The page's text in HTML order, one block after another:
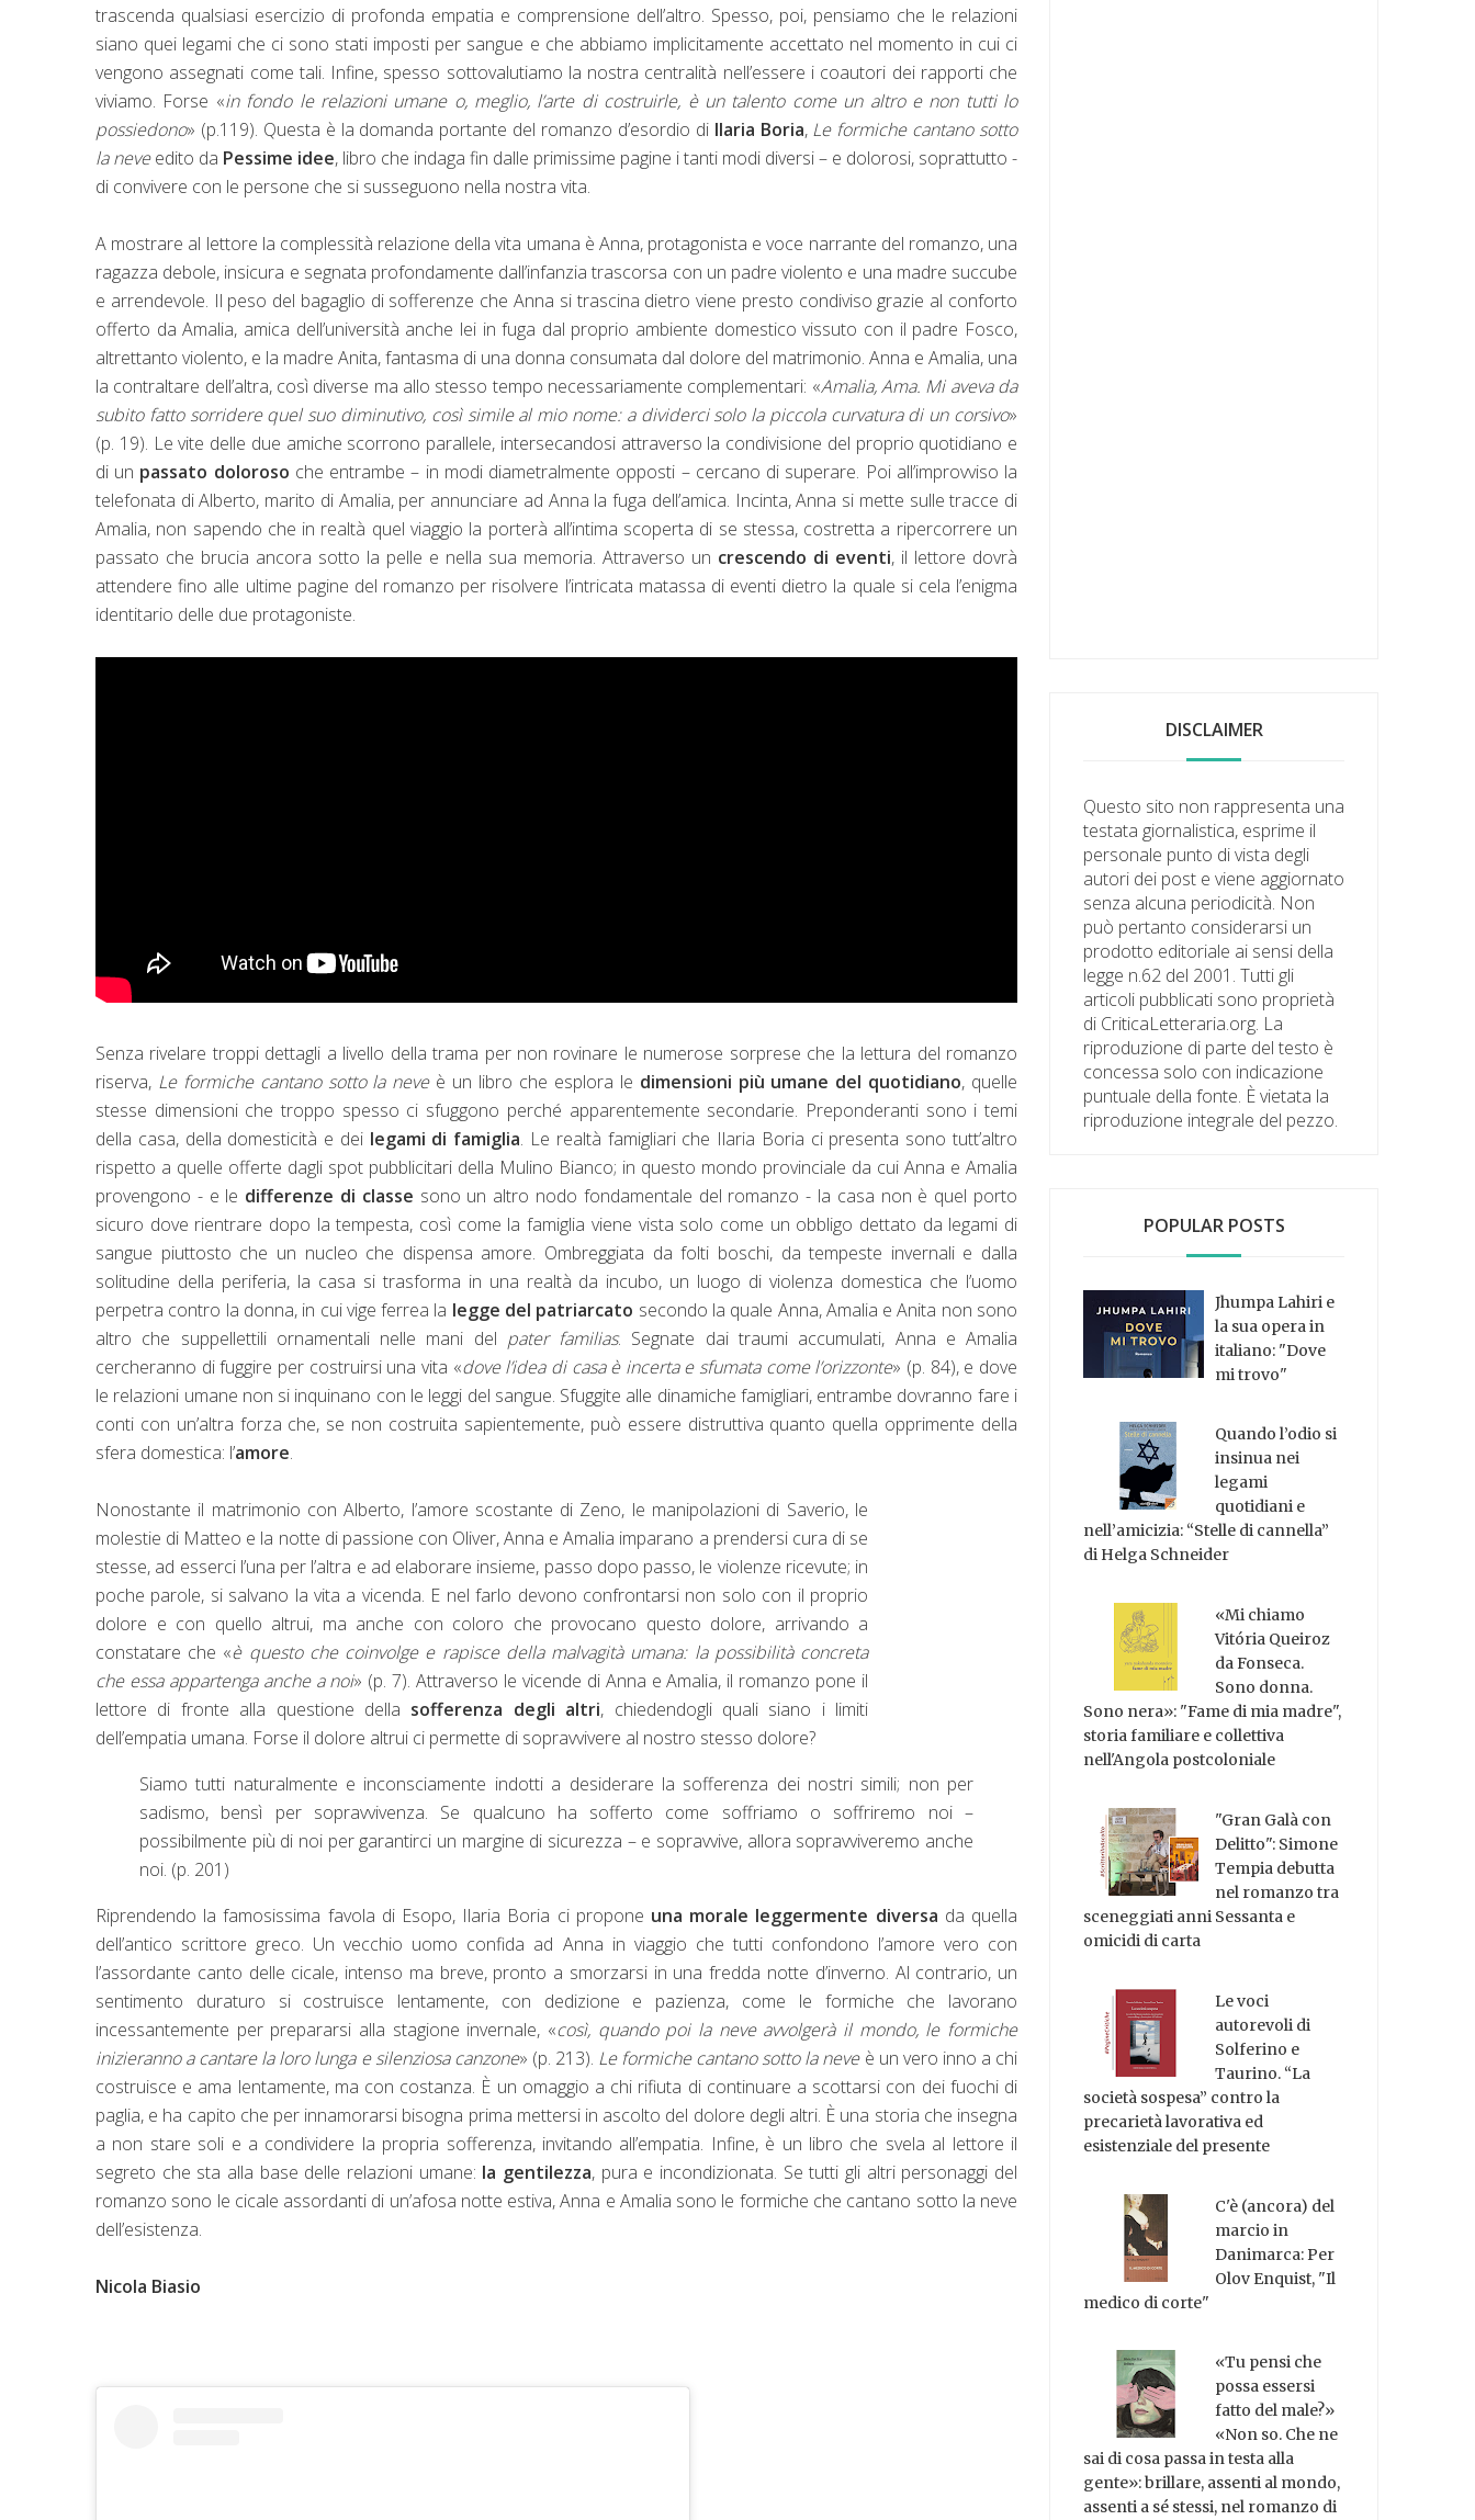
trascenda qualsiasi esercizio di profonda empatia e comprensione dell’altro. Spesso, poi, pensiamo che le relazioni
siano quei legami che ci sono stati imposti per sangue e che abbiamo implicitamente accettato nel momento in cui ci
vengono assegnati come tali. Infine, spesso sottovalutiamo la nostra centralità nell’essere i coautori dei rapporti che
viviamo. Forse «in fondo le relazioni umane o, meglio, l’arte di costruirle, è un talento come un altro e non tutti lo
possiedono» (p.119). Questa è la domanda portante del romanzo d’esordio di Ilaria Boria, Le formiche cantano sotto
la neveedito da Pessime idee, libro che indaga fin dalle primissime pagine i tanti modi diversi – e dolorosi, soprattutto -
di convivere con le persone che si susseguono nella nostra vita.
A mostrare al lettore la complessità relazione della vita umana è Anna, protagonista e voce narrante del romanzo, una
ragazza debole, insicura e segnata profondamente dall’infanzia trascorsa con un padre violento e una madre succube
e arrendevole. Il peso del bagaglio di sofferenze che Anna si trascina dietro viene presto condiviso grazie al conforto
offerto da Amalia, amica dell’università anche lei in fuga dal proprio ambiente domestico vissuto con il padre Fosco,
altrettanto violento, e la madre Anita, fantasma di una donna consumata dal dolore del matrimonio. Anna e Amalia, una
la contraltare dell’altra, così diverse ma allo stesso tempo necessariamente complementari: «Amalia, Ama. Mi aveva da
subito fatto sorridere quel suo diminutivo, così simile al mio nome: a dividerci solo la piccola curvatura di un corsivo»
(p. 19). Le vite delle due amiche scorrono parallele, intersecandosi attraverso la condivisione del proprio quotidiano e
di un passato doloroso che entrambe – in modi diametralmente opposti – cercano di superare. Poi all’improvviso la
telefonata di Alberto, marito di Amalia, per annunciare ad Anna la fuga dell’amica. Incinta, Anna si mette sulle tracce di
Amalia, non sapendo che in realtà quel viaggio la porterà all’intima scoperta di se stessa, costretta a ripercorrere un
passato che brucia ancora sotto la pelle e nella sua memoria. Attraverso un crescendo di eventi, il lettore dovrà
attendere fino alle ultime pagine del romanzo per risolvere l’intricata matassa di eventi dietro la quale si cela l’enigma
identitario delle due protagoniste.
Senza rivelare troppi dettagli a livello della trama per non rovinare le numerose sorprese che la lettura del romanzo
riserva, Le formiche cantano sotto la neveè un libro che esplora le dimensioni più umane del quotidiano, quelle
stesse dimensioni che troppo spesso ci sfuggono perché apparentemente secondarie. Preponderanti sono i temi
della casa, della domesticità e dei legami di famiglia. Le realtà famigliari che Ilaria Boria ci presenta sono tutt’altro
rispetto a quelle offerte dagli spot pubblicitari della Mulino Bianco; in questo mondo provinciale da cui Anna e Amalia
provengono - e le differenze di classe sono un altro nodo fondamentale del romanzo - la casa non è quel porto
sicuro dove rientrare dopo la tempesta, così come la famiglia viene vista solo come un obbligo dettato da legami di
sangue piuttosto che un nucleo che dispensa amore. Ombreggiata da folti boschi, da tempeste invernali e dalla
solitudine della periferia, la casa si trasforma in una realtà da incubo, un luogo di violenza domestica che l’uomo
perpetra contro la donna, in cui vige ferrea la legge del patriarcato secondo la quale Anna, Amalia e Anita non sono
altro che suppellettili ornamentali nelle mani del pater familias. Segnate dai traumi accumulati, Anna e Amalia
cercheranno di fuggire per costruirsi una vita «dove l’idea di casa è incerta e sfumata come l’orizzonte» (p. 84), e dove
le relazioni umane non si inquinano con le leggi del sangue. Sfuggite alle dinamiche famigliari, entrambe dovranno fare i
conti con un’altra forza che, se non costruita sapientemente, può essere distruttiva quanto quella opprimente della
sfera domestica: l’amore.
Nonostante il matrimonio con Alberto, l’amore scostante di Zeno, le manipolazioni di Saverio, le
molestie di Matteo e la notte di passione con Oliver, Anna e Amalia imparano a prendersi cura di se
stesse, ad esserci l’una per l’altra e ad elaborare insieme, passo dopo passo, le violenze ricevute; in
poche parole, si salvano la vita a vicenda. E nel farlo devono confrontarsi non solo con il proprio
dolore e con quello altrui, ma anche con coloro che provocano questo dolore, arrivando a
constatare che «è questo che coinvolge e rapisce della malvagità umana: la possibilità concreta
che essa appartenga anche a noi» (p. 7). Attraverso le vicende di Anna e Amalia, il romanzo pone il
lettore di fronte alla questione della sofferenza degli altri, chiedendogli quali siano i limiti
dell’empatia umana. Forse il dolore altrui ci permette di sopravvivere al nostro stesso dolore?
Siamo tutti naturalmente e inconsciamente indotti a desiderare la sofferenza dei nostri simili; non per
sadismo, bensì per sopravvivenza. Se qualcuno ha sofferto come soffriamo o soffriremo noi –
possibilmente più di noi per garantirci un margine di sicurezza – e sopravvive, allora sopravviveremo anche
noi. (p. 201)
Riprendendo la famosissima favola di Esopo, Ilaria Boria ci propone una morale leggermente diversa da quella
dell’antico scrittore greco. Un vecchio uomo confida ad Anna in viaggio che tutti confondono l’amore vero con
l’assordante canto delle cicale, intenso ma breve, pronto a smorzarsi in una fredda notte d’inverno. Al contrario, un
sentimento duraturo si costruisce lentamente, con dedizione e pazienza, come le formiche che lavorano
incessantemente per prepararsi alla stagione invernale, «così, quando poi la neve avvolgerà il mondo, le formiche
inizieranno a cantare la loro lunga e silenziosa canzone» (p. 213). Le formiche cantano sotto la neveè un vero inno a chi
costruisce e ama lentamente, ma con costanza. È un omaggio a chi rifiuta di continuare a scottarsi con dei fuochi di
paglia, e ha capito che per innamorarsi bisogna prima mettersi in ascolto del dolore degli altri. È una storia che insegna
a non stare soli e a condividere la propria sofferenza, invitando all’empatia. Infine, è un libro che svela al lettore il
segreto che sta alla base delle relazioni umane: la gentilezza, pura e incondizionata. Se tutti gli altri personaggi del
romanzo sono le cicale assordanti di un’afosa notte estiva, Anna e Amalia sono le formiche che cantano sotto la neve
dell’esistenza.
Nicola Biasio
DISCLAIMER
Questo sito non rappresenta una
testata giornalistica, esprime il
personale punto di vista degli
autori dei post e viene aggiornato
senza alcuna periodicità. Non
può pertanto considerarsi un
prodotto editoriale ai sensi della
legge n.62 del 2001. Tutti gli
articoli pubblicati sono proprietà
di CriticaLetteraria.org. La
riproduzione di parte del testo è
concessa solo con indicazione
puntuale della fonte. È vietata la
riproduzione integrale del pezzo.
POPULAR POSTS
Jhumpa Lahiri e
la sua opera in
italiano: "Dove
mi trovo"
Quando l’odio si
insinua nei
legami
quotidiani e
nell’amicizia: “Stelle di cannella”
di Helga Schneider
«Mi chiamo
Vitória Queiroz
da Fonseca.
Sono donna.
Sono nera»: "Fame di mia madre",
storia familiare e collettiva
nell'Angola postcoloniale
"Gran Galà con
Delitto": Simone
Tempia debutta
nel romanzo tra
sceneggiati anni Sessanta e
omicidi di carta
Le voci
autorevoli di
Solferino e
Taurino. “La
società sospesa” contro la
precarietà lavorativa ed
esistenziale del presente
C'è (ancora) del
marcio in
Danimarca: Per
Olov Enquist, "Il
medico di corte"
«Tu pensi che
possa essersi
fatto del male?»
«Non so. Che ne
sai di cosa passa in testa alla
gente»: brillare, assenti al mondo,
assenti a sé stessi, nel romanzo di